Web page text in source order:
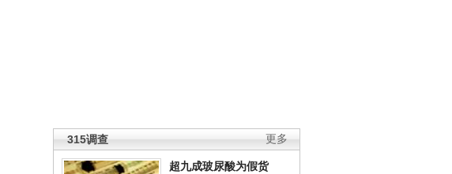
更多
315调查
超九成玻尿酸为假货